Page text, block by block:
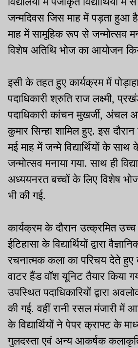
जन्मदिवस जिस माह में पड़ता हुआ
माह में सामूहिक रूप से जन्मोत्सव
विशेष अतिथि भोज का आयोजन
इसी के तहत हुए कार्यक्रम में
पदाधिकारी श्रुति राज लक्ष्मी,
पदाधिकारी कांचन मुखर्जी, अंचल
कुमार सिन्हा शामिल हुए. इस दौरान
मई माह में जन्मे विद्यार्थियों के
जन्मोत्सव मनाया गया. साथ ही
अध्ययनरत बच्चों के लिए विशेष
भी की गई.
कार्यक्रम के दौरान उत्क्रमित उच्च
ईटिहासा के विद्यार्थियों द्वारा
रचनात्मक कला का परिचय देते हुए
वाटर हैंड वॉश यूनिट तैयार किया
उपस्थित पदाधिकारियों द्वारा
की गई. वहीं रानी रसल मंजारी में
के विद्यार्थियों ने पेपर क्राफ्ट के
गुलदस्ता एवं अन्य आकर्षक